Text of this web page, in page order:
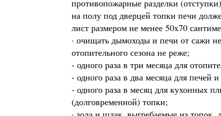
противопожарные разделки
на полу под дверцей топки печи
лист размером не менее 50x70
· очищать дымоходы и печи от сажи
отопительного сезона не реже;
- одного раза в три месяца для
- одного раза в два месяца для печей
- одного раза в месяц для кухонных
(долговременной) топки;